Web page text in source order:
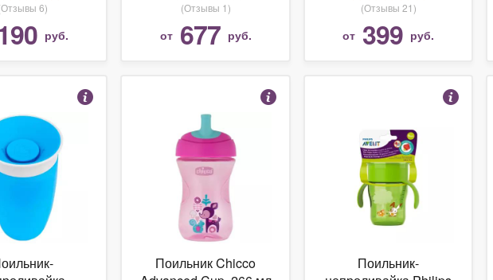
6)
руб.
(Отзывы 1)
от 677 руб.
(Отзывы 21)
от 399 руб.
Поильник Chicco
Поильник-